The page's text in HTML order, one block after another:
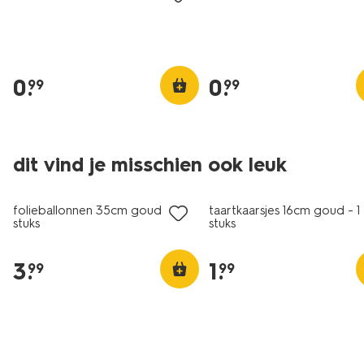
0.
99 0.
99
dit vind je misschien ook leuk
folieballonnen 35cm goud - 3
stuks
3.
99
taartkaarsjes 16cm goud -
stuks
1.
99